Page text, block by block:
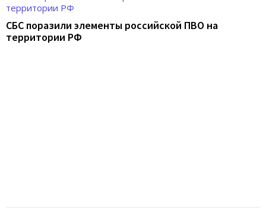
СБС поразили элементы российской ПВО на
территории РФ